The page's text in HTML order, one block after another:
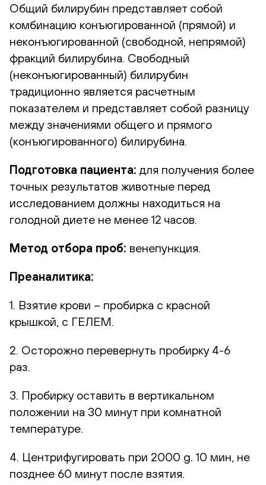
Общий билирубин представляет собой
комбинацию конъюгированной (прямой) и
неконъюгированной (свободной, непрямой)
фракций билирубина. Свободный
(неконъюгированный) билирубин
традиционно является расчетным
показателем и представляет собой разницу
между значениями общего и прямого
(конъюгированного) билирубина.
Подготовка пациента: для получения более
точных результатов животные перед
исследованием должны находиться на
голодной диете не менее 12 часов.
Метод отбора проб: венепункция.
Преаналитика:
1. Взятие крови – пробирка с красной
крышкой, с ГЕЛЕМ.
2. Осторожно перевернуть пробирку 4-6
раз.
3. Пробирку оставить в вертикальном
положении на 30 минут при комнатной
температуре.
4. Центрифугировать при 2000 g. 10 мин, не
позднее 60 минут после взятия.